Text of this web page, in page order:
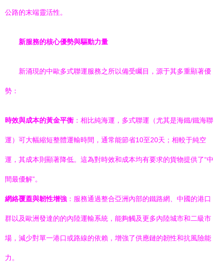
公路的末端靈活性。
新服務的核心優勢與驅動力量
新涌現的中歐多式聯運服務之所以備受矚目，源于其多重顯著優
勢：
時效與成本的黃金平衡 ：相比純海運，多式聯運（尤其是海鐵/鐵海聯
運）可大幅縮短整體運輸時間，通常能節省10至20天；相較于純空
運，其成本則顯著降低。這為對時效和成本均有要求的貨物提供了“中
間最優解”。
網絡覆蓋與韌性增強 ：服務通過整合亞洲內部的鐵路網、中國的港口
群以及歐洲發達的的內陸運輸系統，能夠觸及更多內陸城市和二級市
場，減少對單一港口或路線的依賴，增強了供應鏈的韌性和抗風險能
力。